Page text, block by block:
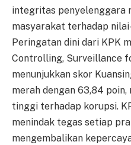
integritas penyelenggara
masyarakat terhadap
Peringatan dini dari KPK
Controlling, Surveillance
menunjukkan skor
merah dengan 63,84
tinggi terhadap korupsi.
menindak tegas setiap
mengembalikan